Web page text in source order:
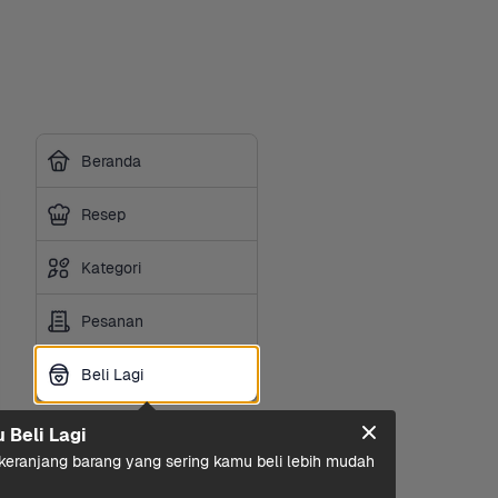
Beranda
Resep
Kategori
Pesanan
Beli Lagi
Beli Lagi
Beli Lagi
barang yang sering kamu beli lebih mudah